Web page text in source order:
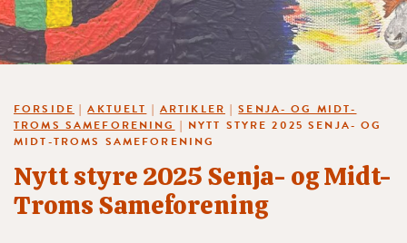
FORSIDE |AKTUELT | ARTIKLER |SENJA- OG MIDT-
TROMS SAMEFORENING | NYTT STYRE 2025 SENJA- OG
MIDT-TROMS SAMEFORENING
Nytt styre 2025 Senja- og Midt-
Troms Sameforening